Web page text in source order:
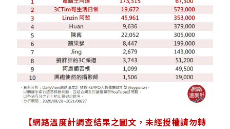
【網路溫度計調查結果之圖文 ，未經授權請勿轉